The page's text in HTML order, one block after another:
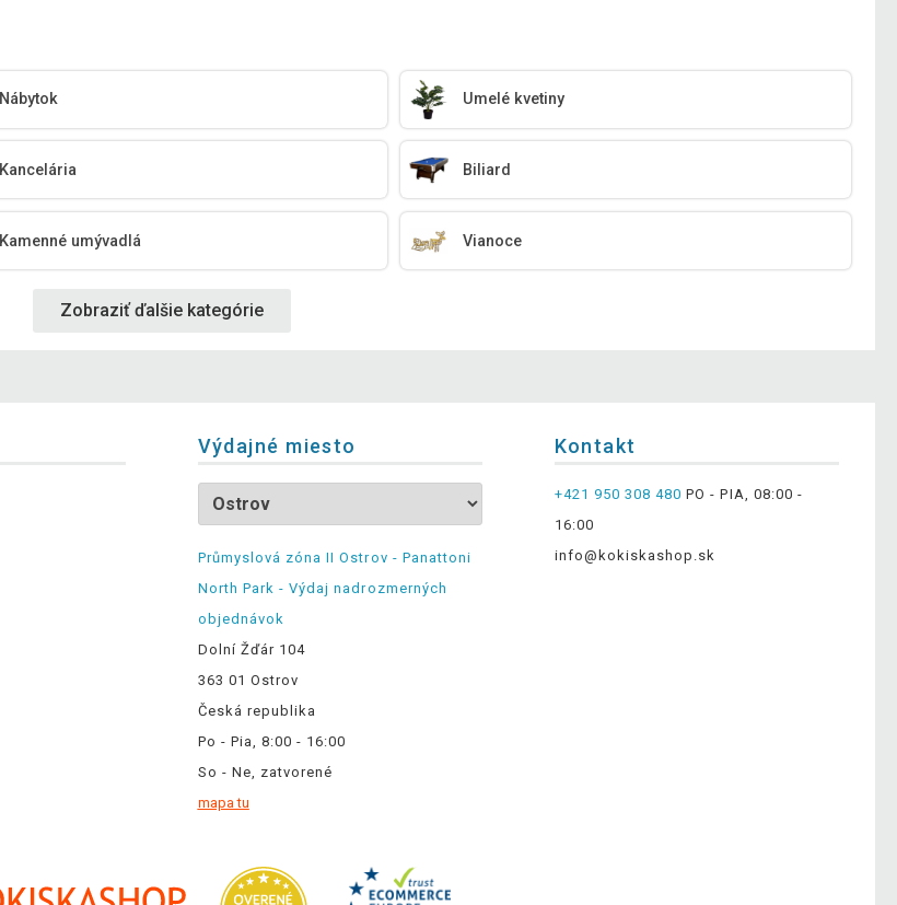
Nábytok Umelé kvetiny
Kancelária Biliard
Kamenné umývadlá Vianoce
Zobraziť ďalšie kategórie
Výdajné miesto
Průmyslová zóna II Ostrov - Panattoni
North Park - Výdaj nadrozmerných
objednávok
Dolní Žďár 104
363 01 Ostrov
Česká republika
Po - Pia, 8:00 - 16:00
So - Ne, zatvorené
mapa tu
Kontakt
+421 950 308 480 PO - PIA, 08:00 -
16:00
info@kokiskashop.sk